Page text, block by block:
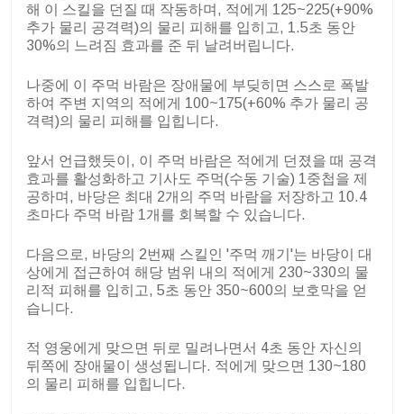
해 이 스킬을 던질 때 작동하며, 적에게 125~225(+90%
추가 물리 공격력)의 물리 피해를 입히고, 1.5초 동안
30%의 느려짐 효과를 준 뒤 날려버립니다.
나중에 이 주먹 바람은 장애물에 부딪히면 스스로 폭발
하여 주변 지역의 적에게 100~175(+60% 추가 물리 공
격력)의 물리 피해를 입힙니다.
앞서 언급했듯이, 이 주먹 바람은 적에게 던졌을 때 공격
효과를 활성화하고 기사도 주먹(수동 기술) 1중첩을 제
공하며, 바당은 최대 2개의 주먹 바람을 저장하고 10.4
초마다 주먹 바람 1개를 회복할 수 있습니다.
다음으로, 바당의 2번째 스킬인 '주먹 깨기'는 바당이 대
상에게 접근하여 해당 범위 내의 적에게 230~330의 물
리적 피해를 입히고, 5초 동안 350~600의 보호막을 얻
습니다.
적 영웅에게 맞으면 뒤로 밀려나면서 4초 동안 자신의
뒤쪽에 장애물이 생성됩니다. 적에게 맞으면 130~180
의 물리 피해를 입힙니다.